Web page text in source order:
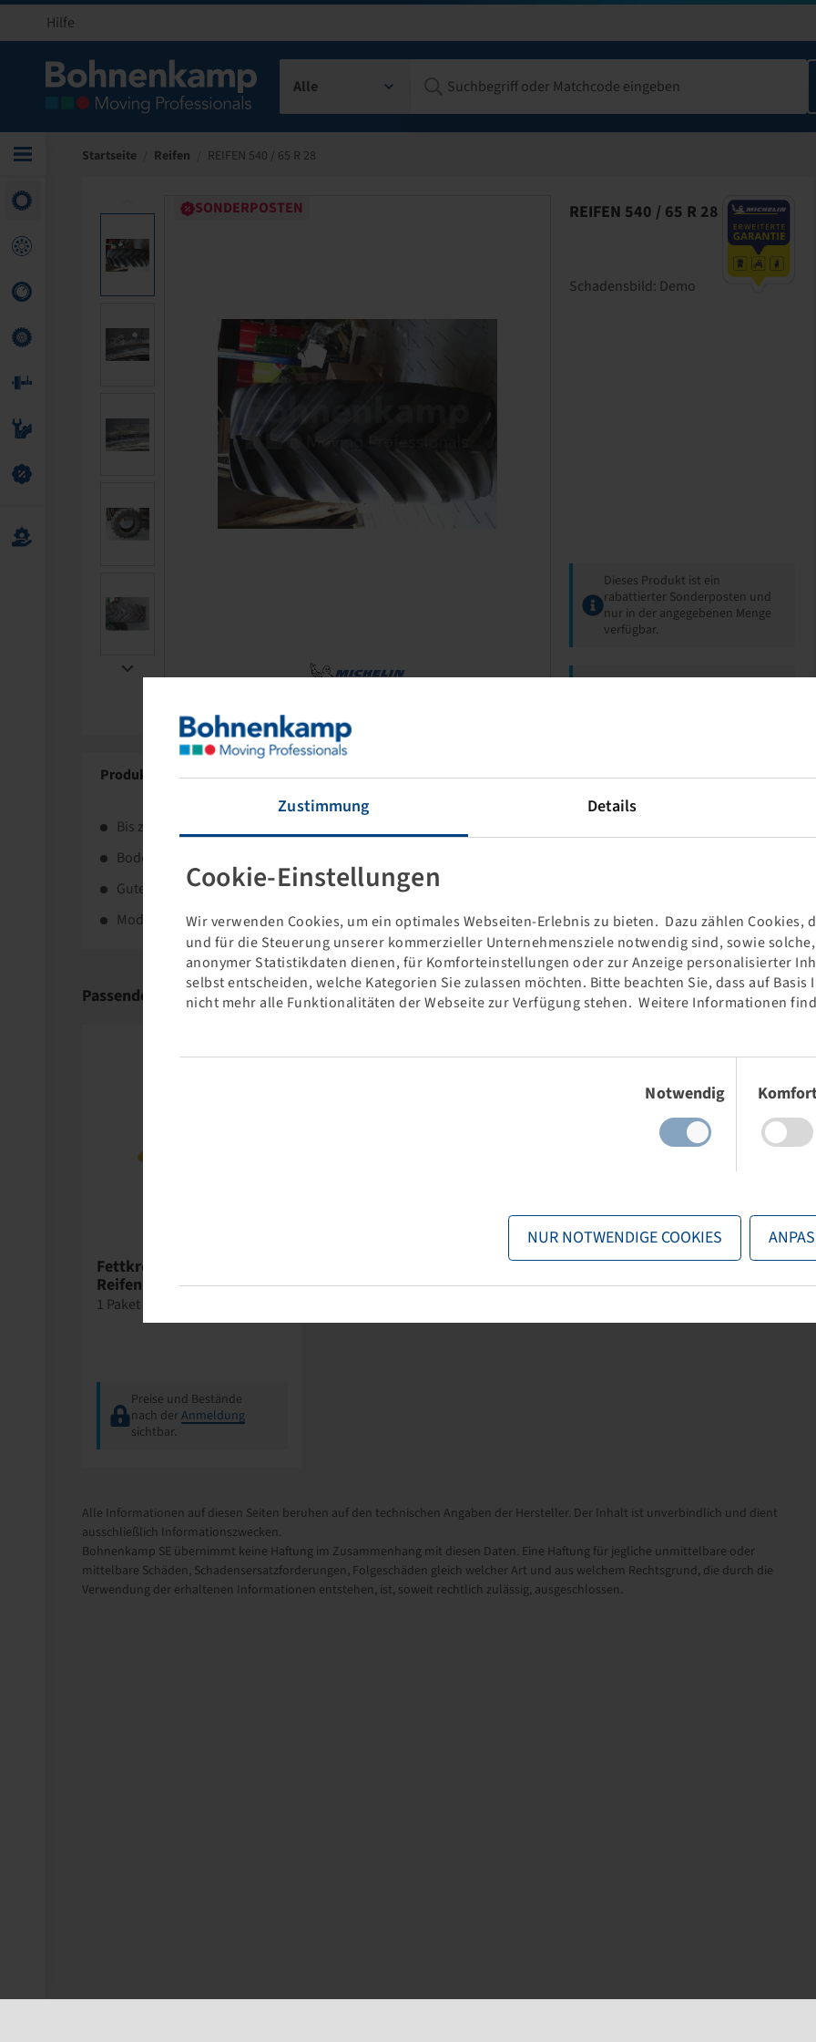
Zustimmung Details
Cookie-Einstellungen
Wir verwenden Cookies, um ein optimales Webseiten-Erlebnis zu bieten. Dazu zählen Cookies,
und für die Steuerung unserer kommerzieller Unternehmensziele notwendig sind, sowie
anonymer Statistikdaten dienen, für Komforteinstellungen oder zur Anzeige personalisierter
selbst entscheiden, welche Kategorien Sie zulassen möchten. Bitte beachten Sie, dass auf
nicht mehr alle Funktionalitäten der Webseite zur Verfügung stehen. Weitere Informationen
Notwendig
NUR NOTWENDIGE COOKIES
Hilfe
Alle
Startseite Reifen REIFEN 540 / 65 R 28
SONDERPOSTEN
SONDERPOSTEN
SONDERPOSTEN
SONDERPOSTEN
SONDERPOSTEN
SONDERPOSTEN
SONDERPOSTEN REIFEN 540 / 65 R 28
Schadensbild: Demo
Dieses Produkt ist ein
rabattierter Sonderposten und
nur in der angegebenen Menge
verfügbar.
Preise und Bestände nach der
Produktdetails
Bis zu 35% längere Lebensdauer durch neue Gummimischung.
Bodenschonend durch flexible Flanken.
Gute Traktion durch hohe Stollen.
Modernes Flankendesign mit ansprechender Optik.
Passende Produkte
Fettkreide gelb /
Reifenmarker
1 Paket = 12 stück
Preise und Bestände
nach derAnmeldung
sichtbar.
Alle Informationen auf diesen Seiten beruhen auf den technischen Angaben der Hersteller. Der Inhalt ist unverbindlich und dient
ausschließlich Informationszwecken.
Bohnenkamp SE übernimmt keine Haftung im Zusammenhang mit diesen Daten. Eine Haftung für jegliche unmittelbare oder
mittelbare Schäden, Schadensersatzforderungen, Folgeschäden gleich welcher Art und aus welchem Rechtsgrund, die durch die
Verwendung der erhaltenen Informationen entstehen, ist, soweit rechtlich zulässig, ausgeschlossen.